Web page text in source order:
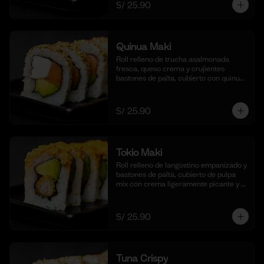
S/ 25.90
Quinua Maki
Roll relleno de trucha asalmonada
fresca, queso crema y crujientes
bastones de palta, cubierto con quinua
S/ 25.90
Tokio Maki
Roll relleno de langostino empanizado y
bastones de palta, cubierto de pulpa
mix con crema ligeramente picante y
S/ 25.90
Tuna Crispy